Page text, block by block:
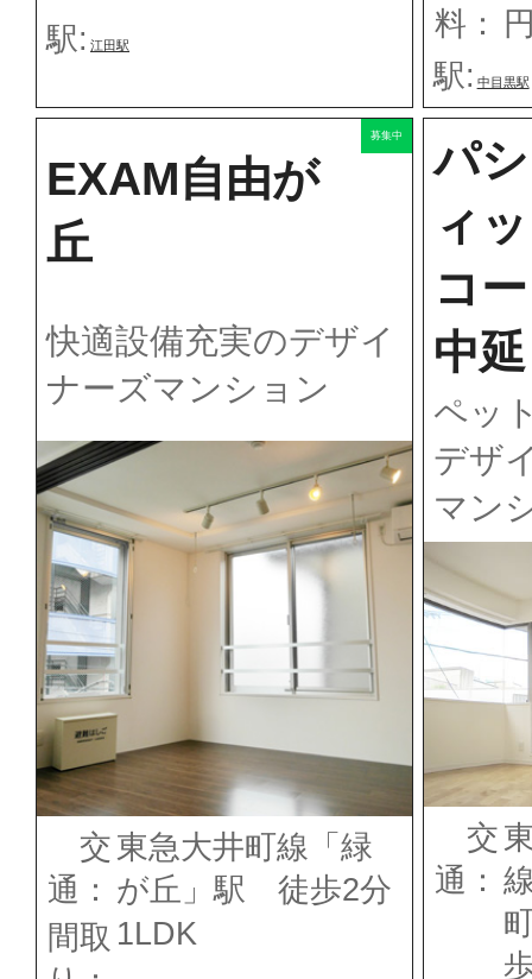
駅: 江田駅
料：
駅: 中目黒駅
EXAM自由が
丘
快適設備充実のデザイ
ナーズマンション
交
通：
東急大井町線「緑
が丘」駅 徒歩2分
間取 1LDK
募集中
パ
ィ
コ
中延
ペッ
デザ
マン
交
通：